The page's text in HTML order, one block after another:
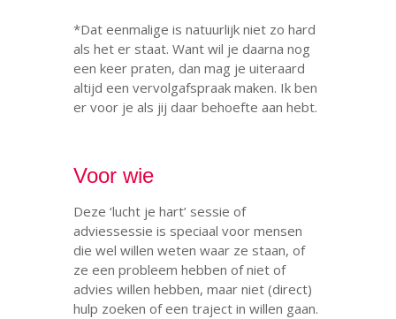
*Dat eenmalige is natuurlijk niet zo hard
als het er staat. Want wil je daarna nog
een keer praten, dan mag je uiteraard
altijd een vervolgafspraak maken. Ik ben
er voor je als jij daar behoefte aan hebt.
Voor wie
Deze ‘lucht je hart’ sessie of
adviessessie is speciaal voor mensen
die wel willen weten waar ze staan, of
ze een probleem hebben of niet of
advies willen hebben, maar niet (direct)
hulp zoeken of een traject in willen gaan.